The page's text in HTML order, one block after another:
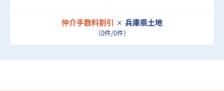
仲介手数料割引 兵庫県土地
（0件/0件）